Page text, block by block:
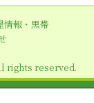
情報・黒帯
rights reserved.